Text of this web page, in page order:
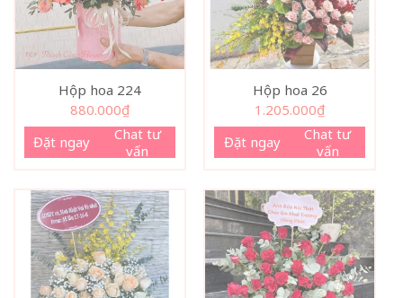
Hộp hoa 224
880.000₫
Đặt ngay
Chat tư
vấn
Hộp hoa 26
1.205.000₫
Đặt ngay
Chat tư
vấn